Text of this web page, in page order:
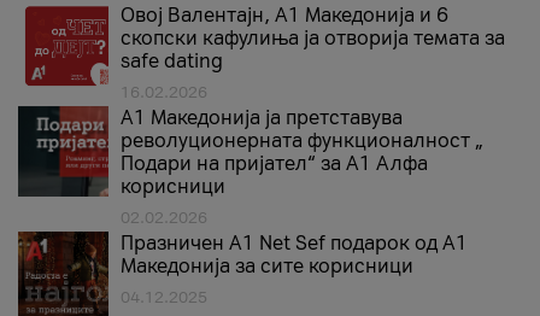
Овој Валентајн, A1 Македонија и 6
скопски кафулиња ја отворија темата за
safe dating
16.02.2026
А1 Македонија ја претставува
револуционерната функционалност „
Подари на пријател“ за А1 Алфа
корисници
02.02.2026
Празничен A1 Net Sеf подарок од А1
Македонија за сите корисници
04.12.2025